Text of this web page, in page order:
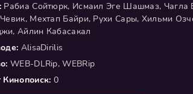
Рабиа Сойтюрк, Исмаил Эге Шашмаз, Чагла
Мехтап Байри, Рухи Сары, Хильми
Айлин Кабасакал
AlisaDirilis
WEB-DLRip, WEBRip
Кинопоиск: 0